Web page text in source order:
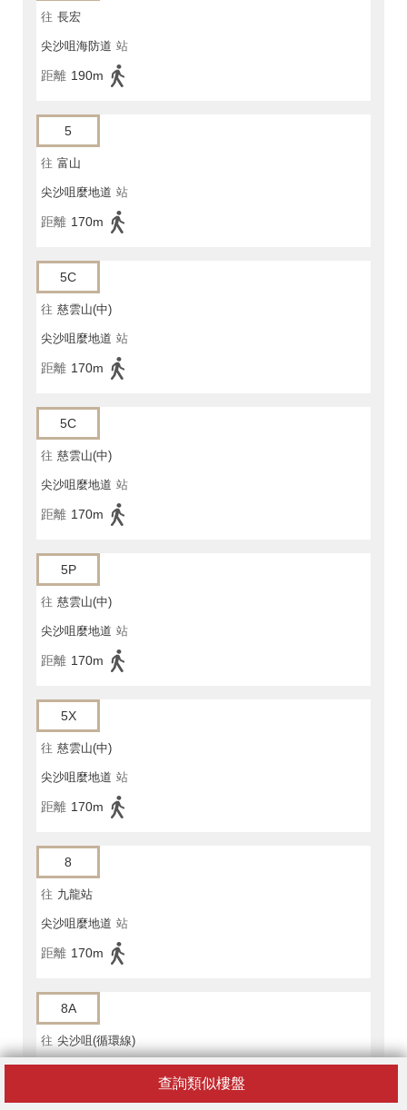
查詢類似樓盤
往 長宏
尖沙咀海防道 站
距離 190m
5
往 富山
尖沙咀麼地道 站
距離 170m
5C
往 慈雲山(中)
尖沙咀麼地道 站
距離 170m
5C
往 慈雲山(中)
尖沙咀麼地道 站
距離 170m
5P
往 慈雲山(中)
尖沙咀麼地道 站
距離 170m
5X
往 慈雲山(中)
尖沙咀麼地道 站
距離 170m
8
往 九龍站
尖沙咀麼地道 站
距離 170m
8A
往 尖沙咀(循環線)
距離 170m